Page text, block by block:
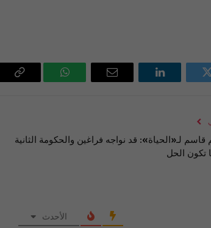
تويتر لينكدإن
البريد
واتساب
قاسم لـ«الحياة»: قد نواجه فراغين والحكومة الثانية
تكون الحل
الأحدث